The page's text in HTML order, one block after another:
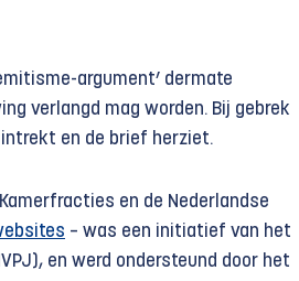
argument’ dermate
verlangd mag worden. Bij gebrek
en de brief herziet.
en de Nederlandse
– was een initiatief van het
en werd ondersteund door het